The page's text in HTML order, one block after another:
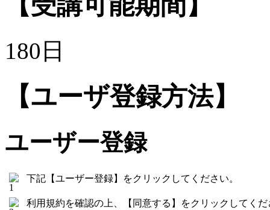
180日
【ユーザ登録方法】
ユーザー登録
下記【ユーザー登録】をクリックしてください。
利用規約を確認の上、【同意する】をクリックしてくだ